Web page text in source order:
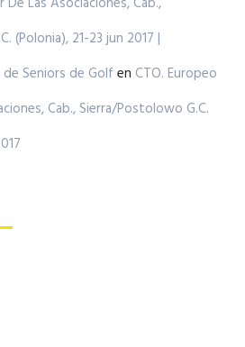
(Polonia), 21-23 jun 2017 |
Seniors de Golf en CTO. Europeo
Cab., Sierra/Postolowo G.C.